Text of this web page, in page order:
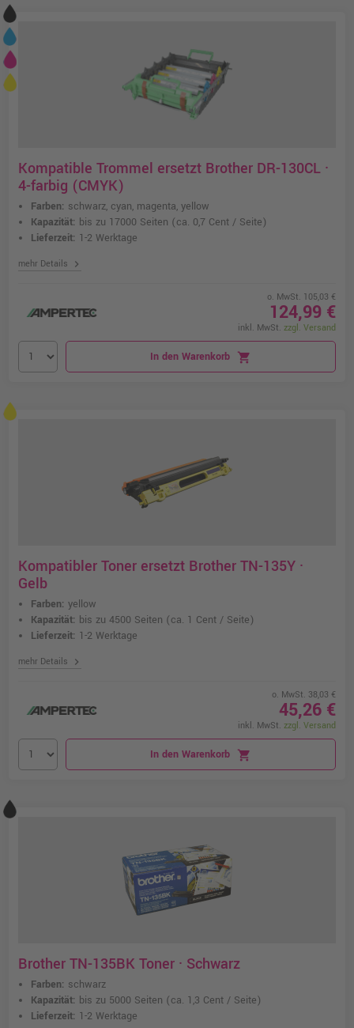
Kompatible Trommel ersetzt Brother DR-130CL ·
4-farbig (CMYK)
Farben: schwarz, cyan, magenta, yellow
Kapazität: bis zu 17000 Seiten (ca. 0,7 Cent / Seite)
Lieferzeit: 1-2 Werktage
mehr Details chevron_right
o. MwSt. 105,03 €
124,99 €
inkl. MwSt. zzgl. Versand
In den Warenkorb shopping_cart
Kompatibler Toner ersetzt Brother TN-135Y ·
Gelb
Farben: yellow
Kapazität: bis zu 4500 Seiten (ca. 1 Cent / Seite)
Lieferzeit: 1-2 Werktage
mehr Details chevron_right
o. MwSt. 38,03 €
45,26 €
inkl. MwSt. zzgl. Versand
In den Warenkorb shopping_cart
Brother TN-135BK Toner · Schwarz
Farben: schwarz
Kapazität: bis zu 5000 Seiten (ca. 1,3 Cent / Seite)
Lieferzeit: 1-2 Werktage